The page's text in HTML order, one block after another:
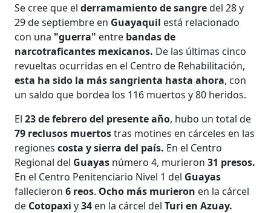
Se cree que elderramamiento de sangredel 28 y
29 de septiembre en Guayaquil está relacionado
con una "guerra" entre bandas de
narcotraficantes mexicanos. De las últimas cinco
revueltas ocurridas en el Centro de Rehabilitación,
esta ha sido la más sangrienta hasta ahora, con
un saldo que bordea los 116 muertos y 80 heridos.
El 23 de febrero del presente año, hubo un total de
79 reclusos muertostras motines en cárceles en las
regionescosta y sierra del país. En el Centro
Regional del Guayas número 4, murieron 31 presos.
En el Centro Penitenciario Nivel 1 del Guayas
fallecieron6 reos. Ocho más murieron en la cárcel
de Cotopaxiy34 en la cárcel del Turi en Azuay.